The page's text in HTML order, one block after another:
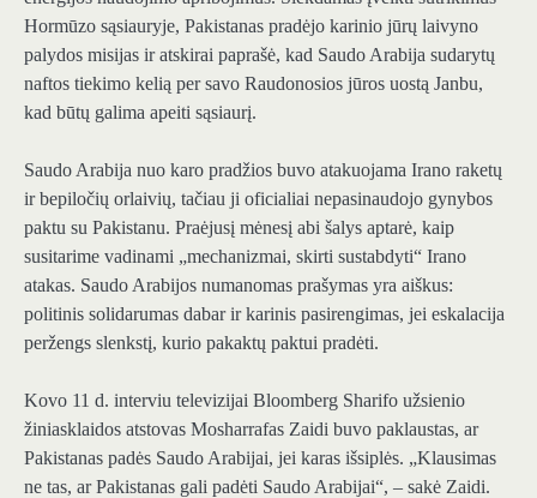
Hormūzo sąsiauryje, Pakistanas pradėjo karinio jūrų laivyno
palydos misijas ir atskirai paprašė, kad Saudo Arabija sudarytų
naftos tiekimo kelią per savo Raudonosios jūros uostą Janbu,
kad būtų galima apeiti sąsiaurį.
Saudo Arabija nuo karo pradžios buvo atakuojama Irano raketų
ir bepiločių orlaivių, tačiau ji oficialiai nepasinaudojo gynybos
paktu su Pakistanu. Praėjusį mėnesį abi šalys aptarė, kaip
susitarime vadinami „mechanizmai, skirti sustabdyti“ Irano
atakas. Saudo Arabijos numanomas prašymas yra aiškus:
politinis solidarumas dabar ir karinis pasirengimas, jei eskalacija
peržengs slenkstį, kurio pakaktų paktui pradėti.
Kovo 11 d. interviu televizijai Bloomberg Sharifo užsienio
žiniasklaidos atstovas Mosharrafas Zaidi buvo paklaustas, ar
Pakistanas padės Saudo Arabijai, jei karas išsiplės. „Klausimas
ne tas, ar Pakistanas gali padėti Saudo Arabijai“, – sakė Zaidi.